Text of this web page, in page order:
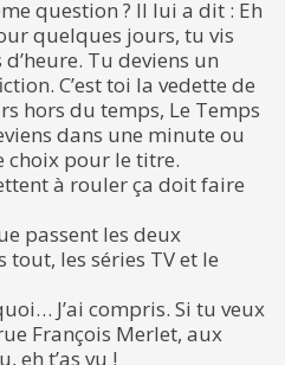
question ? Il lui a dit : Eh
quelques jours, tu vis
Tu deviens un
C’est toi la vedette de
hors du temps, Le Temps
dans une minute ou
choix pour le titre.
à rouler ça doit faire
passent les deux
tout, les séries TV et le
J’ai compris. Si tu veux
François Merlet, aux
eh t’as vu !